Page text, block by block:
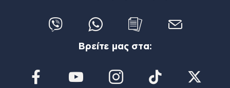
Βρείτε μας στα: